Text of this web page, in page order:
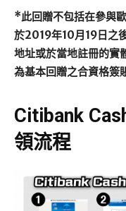
*此回贈不包括在參與
於2019年10月19日之
地址或於當地註冊的實
為基本回贈之合資格簽
Citibank
領流程